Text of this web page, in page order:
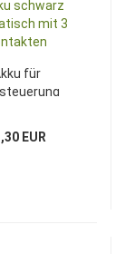
für
EUR